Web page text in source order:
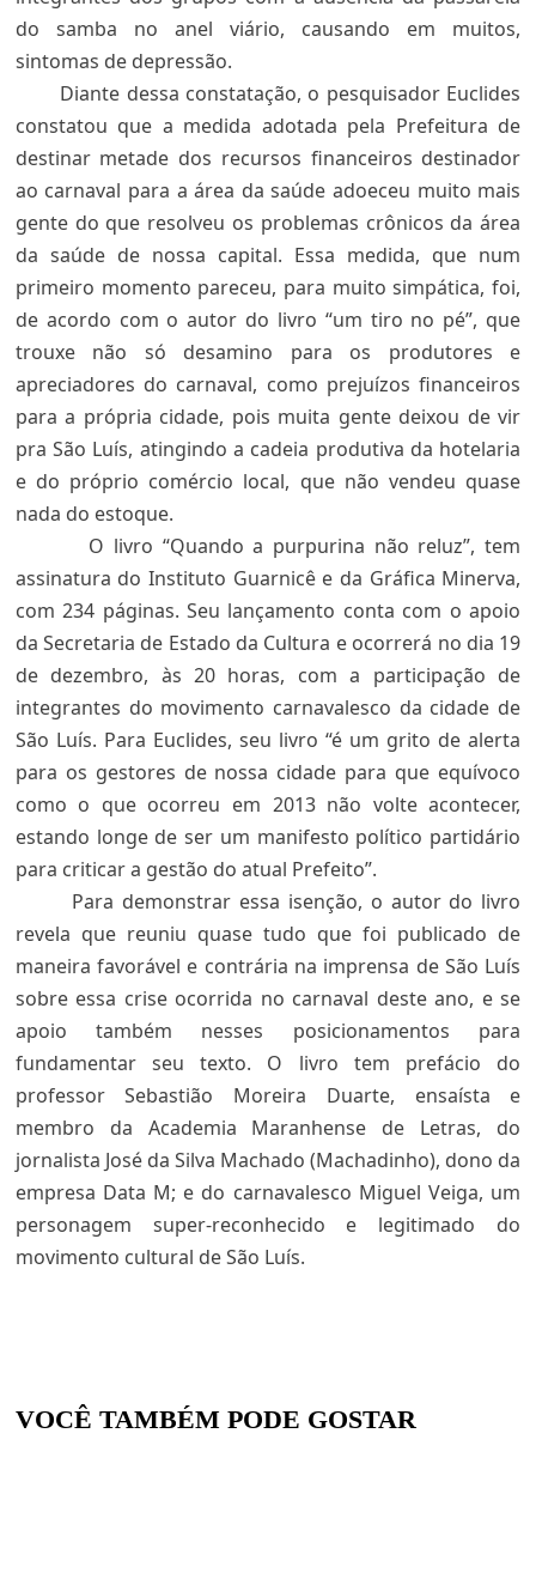
do samba no anel viário, causando em muitos,
sintomas de depressão.
Diante dessa constatação, o pesquisador Euclides
constatou que a medida adotada pela Prefeitura de
destinar metade dos recursos financeiros destinador
ao carnaval para a área da saúde adoeceu muito mais
gente do que resolveu os problemas crônicos da área
da saúde de nossa capital. Essa medida, que num
primeiro momento pareceu, para muito simpática, foi,
de acordo com o autor do livro “um tiro no pé”, que
trouxe não só desamino para os produtores e
apreciadores do carnaval, como prejuízos financeiros
para a própria cidade, pois muita gente deixou de vir
pra São Luís, atingindo a cadeia produtiva da hotelaria
e do próprio comércio local, que não vendeu quase
nada do estoque.
O livro “Quando a purpurina não reluz”, tem
assinatura do Instituto Guarnicê e da Gráfica Minerva,
com 234 páginas. Seu lançamento conta com o apoio
da Secretaria de Estado da Cultura e ocorrerá no dia 19
de dezembro, às 20 horas, com a participação de
integrantes do movimento carnavalesco da cidade de
São Luís. Para Euclides, seu livro “é um grito de alerta
para os gestores de nossa cidade para que equívoco
como o que ocorreu em 2013 não volte acontecer,
estando longe de ser um manifesto político partidário
para criticar a gestão do atual Prefeito”.
Para demonstrar essa isenção, o autor do livro
revela que reuniu quase tudo que foi publicado de
maneira favorável e contrária na imprensa de São Luís
sobre essa crise ocorrida no carnaval deste ano, e se
apoio também nesses posicionamentos para
fundamentar seu texto. O livro tem prefácio do
professor Sebastião Moreira Duarte, ensaísta e
membro da Academia Maranhense de Letras, do
jornalista José da Silva Machado (Machadinho), dono da
empresa Data M; e do carnavalesco Miguel Veiga, um
personagem super-reconhecido e legitimado do
movimento cultural de São Luís.
VOCÊ TAMBÉM PODE GOSTAR